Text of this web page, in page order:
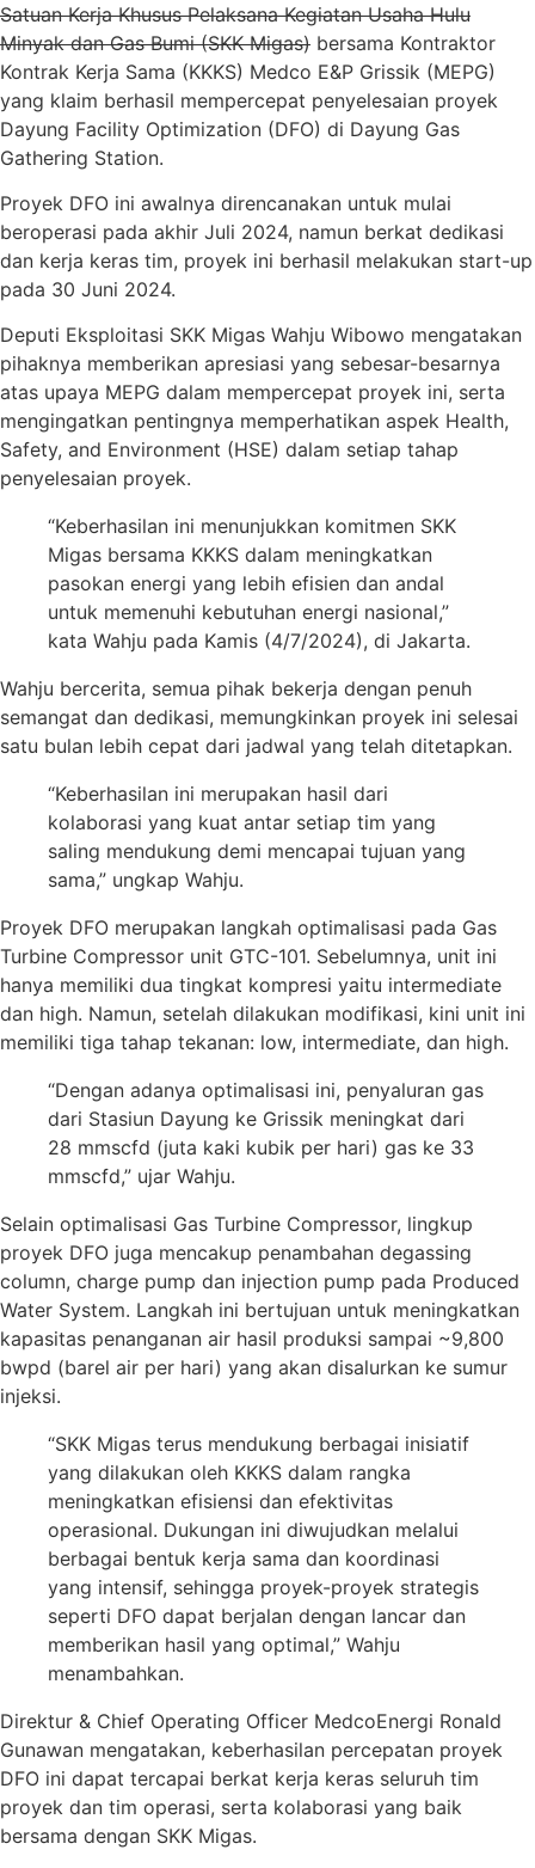
Satuan Kerja Khusus Pelaksana Kegiatan Usaha Hulu
Minyak dan Gas Bumi (SKK Migas) bersama Kontraktor
Kontrak Kerja Sama (KKKS) Medco E&P Grissik (MEPG)
yang klaim berhasil mempercepat penyelesaian proyek
Dayung Facility Optimization (DFO) di Dayung Gas
Gathering Station.
Proyek DFO ini awalnya direncanakan untuk mulai
beroperasi pada akhir Juli 2024, namun berkat dedikasi
dan kerja keras tim, proyek ini berhasil melakukan start-up
pada 30 Juni 2024.
Deputi Eksploitasi SKK Migas Wahju Wibowo mengatakan
pihaknya memberikan apresiasi yang sebesar-besarnya
atas upaya MEPG dalam mempercepat proyek ini, serta
mengingatkan pentingnya memperhatikan aspek Health,
Safety, and Environment (HSE) dalam setiap tahap
penyelesaian proyek.
“Keberhasilan ini menunjukkan komitmen SKK
Migas bersama KKKS dalam meningkatkan
pasokan energi yang lebih efisien dan andal
untuk memenuhi kebutuhan energi nasional,”
kata Wahju pada Kamis (4/7/2024), di Jakarta.
Wahju bercerita, semua pihak bekerja dengan penuh
semangat dan dedikasi, memungkinkan proyek ini selesai
satu bulan lebih cepat dari jadwal yang telah ditetapkan.
“Keberhasilan ini merupakan hasil dari
kolaborasi yang kuat antar setiap tim yang
saling mendukung demi mencapai tujuan yang
sama,” ungkap Wahju.
Proyek DFO merupakan langkah optimalisasi pada Gas
Turbine Compressor unit GTC-101. Sebelumnya, unit ini
hanya memiliki dua tingkat kompresi yaitu intermediate
dan high. Namun, setelah dilakukan modifikasi, kini unit ini
memiliki tiga tahap tekanan: low, intermediate, dan high.
“Dengan adanya optimalisasi ini, penyaluran gas
dari Stasiun Dayung ke Grissik meningkat dari
28 mmscfd (juta kaki kubik per hari) gas ke 33
mmscfd,” ujar Wahju.
Selain optimalisasi Gas Turbine Compressor, lingkup
proyek DFO juga mencakup penambahan degassing
column, charge pump dan injection pump pada Produced
Water System. Langkah ini bertujuan untuk meningkatkan
kapasitas penanganan air hasil produksi sampai ~9,800
bwpd (barel air per hari) yang akan disalurkan ke sumur
injeksi.
“SKK Migas terus mendukung berbagai inisiatif
yang dilakukan oleh KKKS dalam rangka
meningkatkan efisiensi dan efektivitas
operasional. Dukungan ini diwujudkan melalui
berbagai bentuk kerja sama dan koordinasi
yang intensif, sehingga proyek-proyek strategis
seperti DFO dapat berjalan dengan lancar dan
memberikan hasil yang optimal,” Wahju
menambahkan.
Direktur & Chief Operating Officer MedcoEnergi Ronald
Gunawan mengatakan, keberhasilan percepatan proyek
DFO ini dapat tercapai berkat kerja keras seluruh tim
proyek dan tim operasi, serta kolaborasi yang baik
bersama dengan SKK Migas.